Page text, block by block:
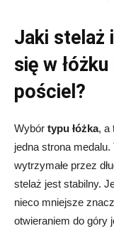
Jaki stelaż
się w
pościel?
Wybór typu łóżka, a
jedna strona medalu.
wytrzymałe przez
stelaż jest stabilny.
nieco mniejsze
otwieraniem do góry